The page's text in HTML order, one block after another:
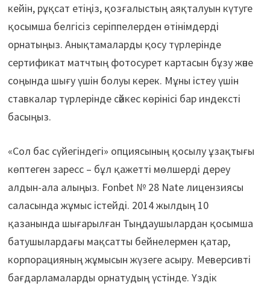
кейін, рұқсат етіңіз, қозғалыстың аяқталуын күтуге
қосымша белгісіз серіппелерден өтінімдерді
орнатыңыз. Анықтамаларды қосу түрлерінде
сертификат матчтың фотосурет картасын бұзу және
соңында шығу үшін болуы керек. Мұны істеу үшін
ставкалар түрлерінде сәйкес көрінісі бар индексті
басыңыз.
«Сол бас сүйегіндегі» опциясының қосылу ұзақтығы
көптеген заресс – бұл қажетті мөлшерді дереу
алдын-ала алыңыз. Fonbet № 28 Nate лицензиясы
саласында жұмыс істейді. 2014 жылдың 10
қазанында шығарылған Тыңдаушылардан қосымша
батушылардағы мақсатты бейнелермен қатар,
корпорацияның жұмысын жүзеге асыру. Меверсивті
бағдарламаларды орнатудың үстінде. Үздік